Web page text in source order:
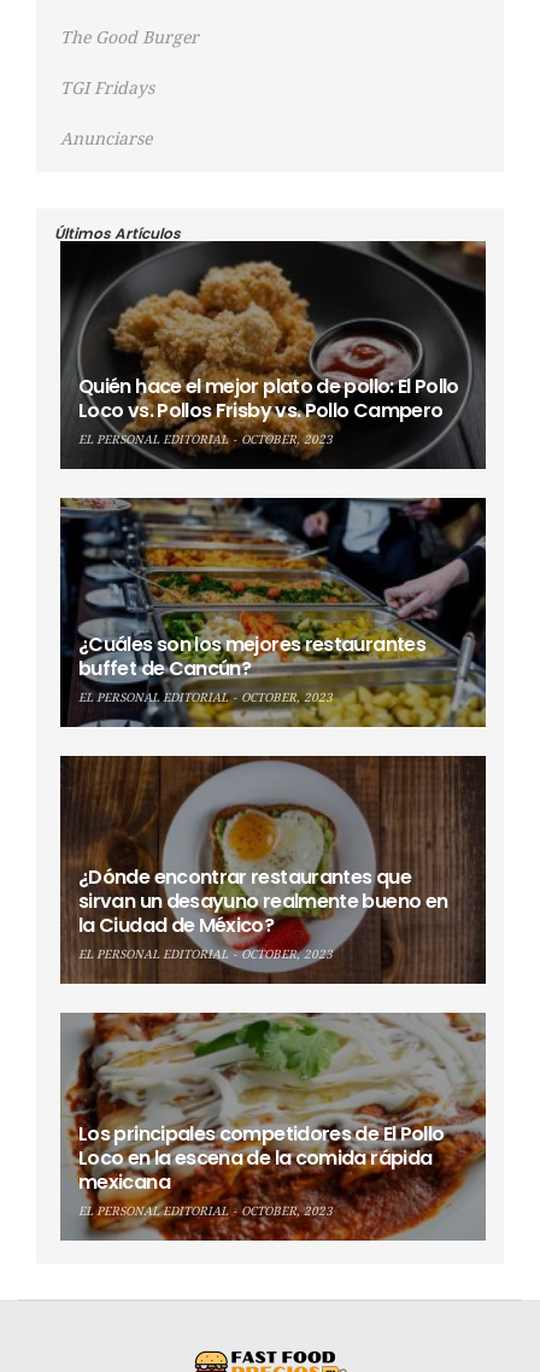
The Good Burger
TGI Fridays
Anunciarse
Últimos Artículos
Quién hace el mejor plato de pollo: El Pollo
Loco vs. Pollos Frisby vs. Pollo Campero
EL PERSONAL EDITORIAL OCTOBER, 2023
¿Cuáles son los mejores restaurantes
buffet de Cancún?
EL PERSONAL EDITORIAL OCTOBER, 2023
¿Dónde encontrar restaurantes que
sirvan un desayuno realmente bueno en
la Ciudad de México?
EL PERSONAL EDITORIAL OCTOBER, 2023
Los principales competidores de El Pollo
Loco en la escena de la comida rápida
mexicana
EL PERSONAL EDITORIAL OCTOBER, 2023